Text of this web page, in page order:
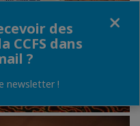
des
CCFS dans
?
newsletter !